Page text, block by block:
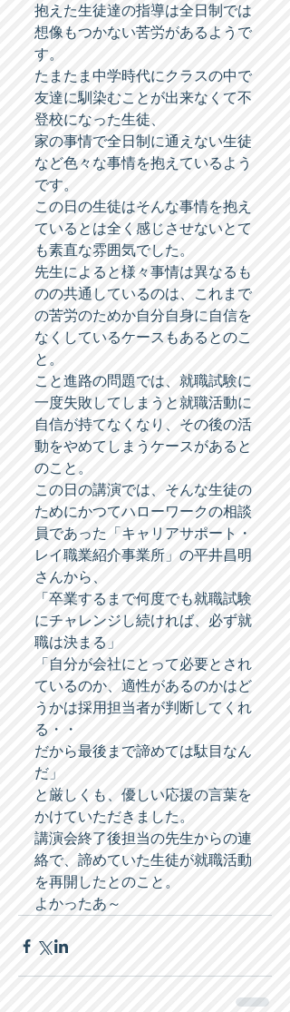
抱えた生徒達の指導は全日制では
想像もつかない苦労があるようで
す。
たまたま中学時代にクラスの中で
友達に馴染むことが出来なくて不
登校になった生徒、
家の事情で全日制に通えない生徒
など色々な事情を抱えているよう
です。
この日の生徒はそんな事情を抱え
ているとは全く感じさせないとて
も素直な雰囲気でした。
先生によると様々事情は異なるも
のの共通しているのは、これまで
の苦労のためか自分自身に自信を
なくしているケースもあるとのこ
と。
こと進路の問題では、就職試験に
一度失敗してしまうと就職活動に
自信が持てなくなり、その後の活
動をやめてしまうケースがあると
のこと。
この日の講演では、そんな生徒の
ためにかつてハローワークの相談
員であった「キャリアサポート・
レイ職業紹介事業所」の平井昌明
さんから、
「卒業するまで何度でも就職試験
にチャレンジし続ければ、必ず就
職は決まる」
「自分が会社にとって必要とされ
ているのか、適性があるのかはど
うかは採用担当者が判断してくれ
る・・
だから最後まで諦めては駄目なん
だ」
と厳しくも、優しい応援の言葉を
かけていただきました。
講演会終了後担当の先生からの連
絡で、諦めていた生徒が就職活動
を再開したとのこと。
よかったあ～